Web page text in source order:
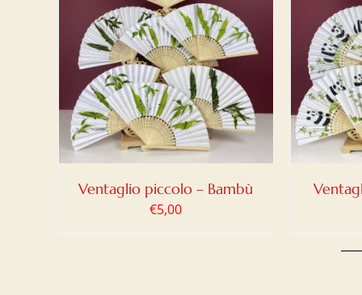
Ventaglio piccolo – Bambù
€5,00
AGGIUNGI AL CARRELLO /
DETTAGLI